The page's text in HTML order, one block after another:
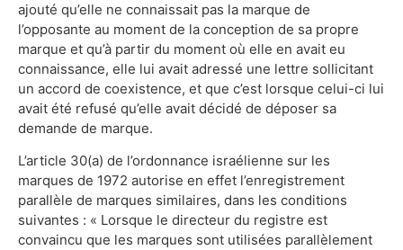
ajouté qu’elle ne connaissait pas la marque de
l’opposante au moment de la conception de sa propre
marque et qu’à partir du moment où elle en avait eu
connaissance, elle lui avait adressé une lettre sollicitant
un accord de coexistence, et que c’est lorsque celui-ci lui
avait été refusé qu’elle avait décidé de déposer sa
demande de marque.
L’article 30(a) de l’ordonnance israélienne sur les
marques de 1972 autorise en effet l’enregistrement
parallèle de marques similaires, dans les conditions
suivantes : « Lorsque le directeur du registre est
convaincu que les marques sont utilisées parallèlement